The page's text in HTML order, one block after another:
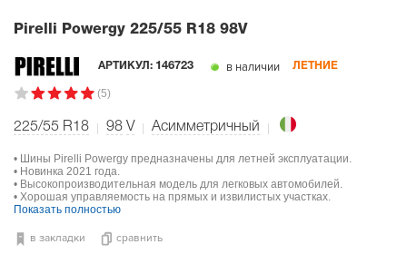
Pirelli Powergy 225/55 R18 98V
АРТИКУЛ: 146723 в наличии ЛЕТНИЕ
(5)
225/55 R18 98 V Асимметричный
• Шины Pirelli Powergy предназначены для летней эксплуатации.
• Новинка 2021 года.
• Высокопроизводительная модель для легковых автомобилей.
• Хорошая управляемость на прямых и извилистых участках.
Показать полностью
в закладки сравнить